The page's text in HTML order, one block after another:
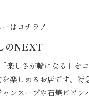
はコチラ！
のNEXT
楽しさが輪になる」を
を楽しめるお店です。特
ンスープや石焼ビビン